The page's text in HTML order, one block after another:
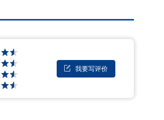
 我要写评价